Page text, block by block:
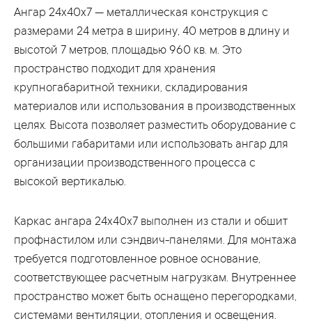
Ангар 24x40x7 — металлическая конструкция с
размерами 24 метра в ширину, 40 метров в длину и
высотой 7 метров, площадью 960 кв. м. Это
пространство подходит для хранения
крупногабаритной техники, складирования
материалов или использования в производственных
целях. Высота позволяет разместить оборудование с
большими габаритами или использовать ангар для
организации производственного процесса с
высокой вертикалью.
Каркас ангара 24x40x7 выполнен из стали и обшит
профнастилом или сэндвич-панелями. Для монтажа
требуется подготовленное ровное основание,
соответствующее расчетным нагрузкам. Внутреннее
пространство может быть оснащено перегородками,
системами вентиляции, отопления и освещения.